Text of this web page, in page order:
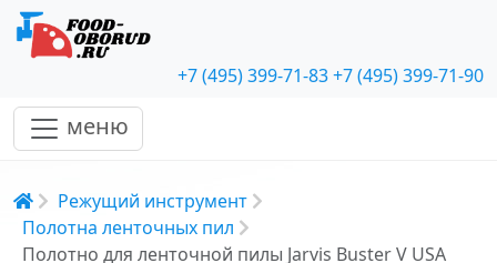
+7 (495) 399-71-83+7 (495) 399-71-90
меню
Строка навигации
Режущий инструмент
Полотна ленточных пил
Полотно для ленточной пилы Jarvis Buster V USA